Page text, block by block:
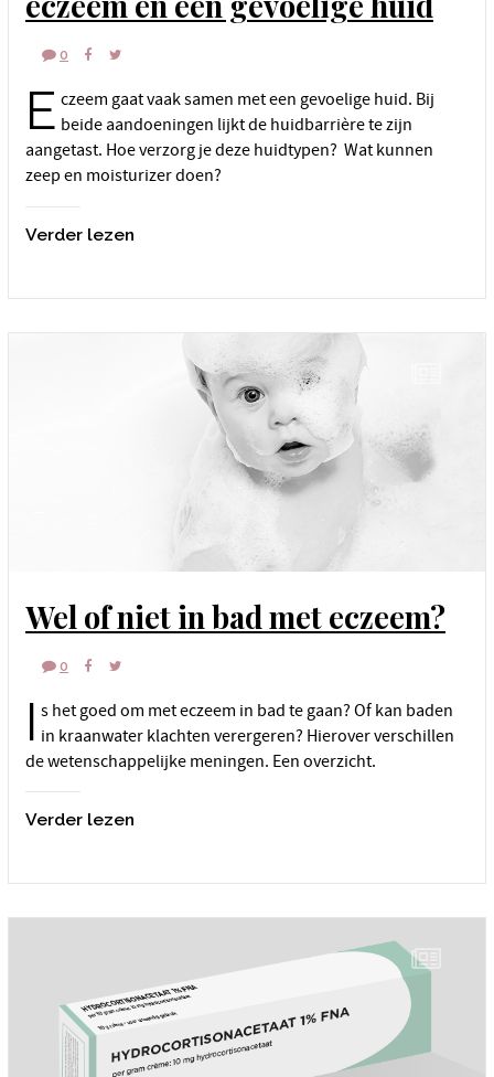
0
E czeem gaat vaak samen met een gevoelige huid. Bij
beide aandoeningen lijkt de huidbarrière te zijn
aangetast. Hoe verzorg je deze huidtypen? Wat kunnen
zeep en moisturizer doen?
Verder lezen
Wel of niet in bad met eczeem?
0
I s het goed om met eczeem in bad te gaan? Of kan baden
in kraanwater klachten verergeren? Hierover verschillen
de wetenschappelijke meningen. Een overzicht.
Verder lezen